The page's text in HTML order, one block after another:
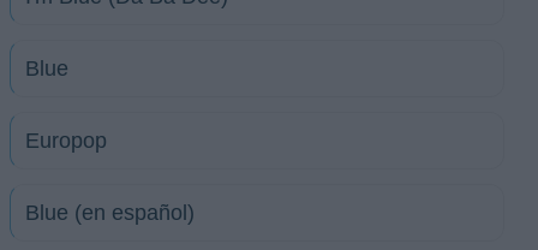
Blue
Europop
Blue (en español)